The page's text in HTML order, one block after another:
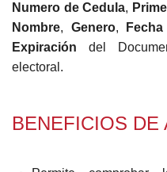
Numero de Cedula,
Nombre, Genero,
Expiración del
electoral.
BENEFICIOS DE